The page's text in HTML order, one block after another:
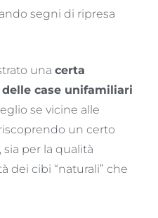
segni di ripresa
unacerta
case unifamiliari
se vicine alle
un certo
per la qualità
dei cibi “naturali” che